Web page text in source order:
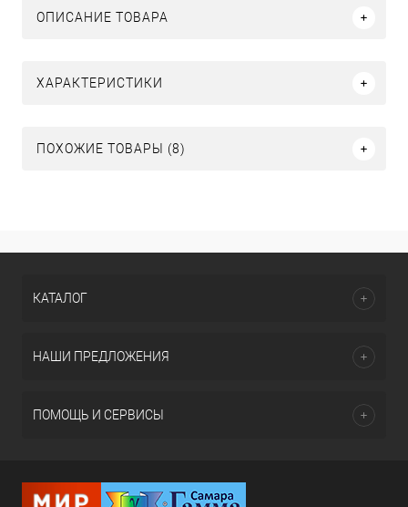
ОПИСАНИЕ ТОВАРА
ХАРАКТЕРИСТИКИ
ПОХОЖИЕ ТОВАРЫ (8)
КАТАЛОГ
НАШИ ПРЕДЛОЖЕНИЯ
ПОМОЩЬ И СЕРВИСЫ